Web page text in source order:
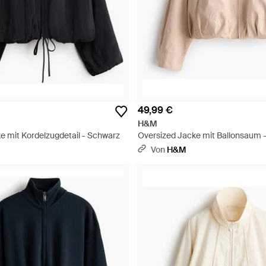
mit Kordelzugdetail - Schwarz
49,99 €
H&M
Oversized Jacke mit Ballonsaum
Von H&M